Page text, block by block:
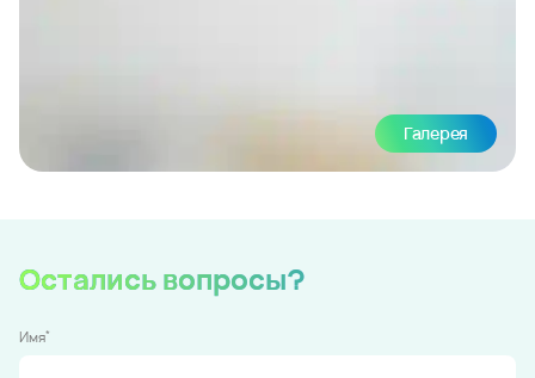
Галерея
Остались вопросы?
Имя*